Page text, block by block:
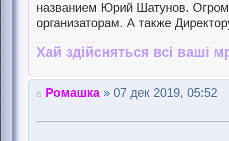
названием Юрий Шатунов.
организаторам. А также
Хай здійсняться всі ваші
Ромашка» 07 дек 2019, 05:52